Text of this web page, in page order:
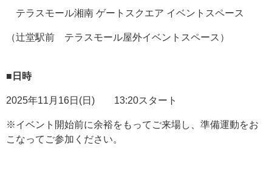
テラスモール湘南 ゲートスクエア イベントスペース
（辻堂駅前 テラスモール屋外イベントスペース）
■日時
2025年11月16日(日) 13:20スタート
※イベント開始前に余裕をもってご来場し、準備運動をお
こなってご参加ください。